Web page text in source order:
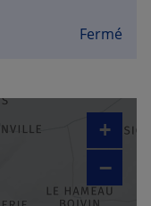
Fermé
+
−